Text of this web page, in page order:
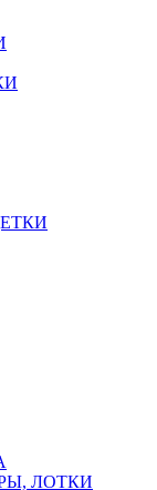
ЛОТКИ